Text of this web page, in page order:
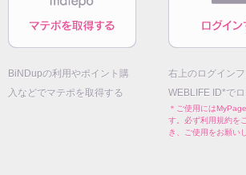
BiNDupの利用やポイント購
入などでマテポを取得する
右上のログイン
WEBLIFE ID*で
＊ご使用には
す。必ず利用規約を
き、ご使用をお願い